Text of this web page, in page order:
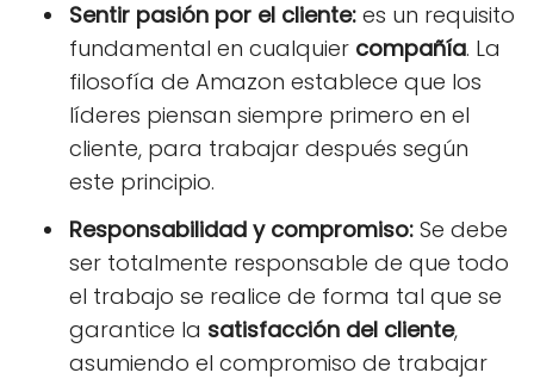
Sentir pasión por el cliente: es un requisito
fundamental en cualquier compañía. La
filosofía de Amazon establece que los
líderes piensan siempre primero en el
cliente, para trabajar después según
este principio.
Responsabilidad y compromiso: Se debe
ser totalmente responsable de que todo
el trabajo se realice de forma tal que se
garantice la satisfacción del cliente,
asumiendo el compromiso de trabajar